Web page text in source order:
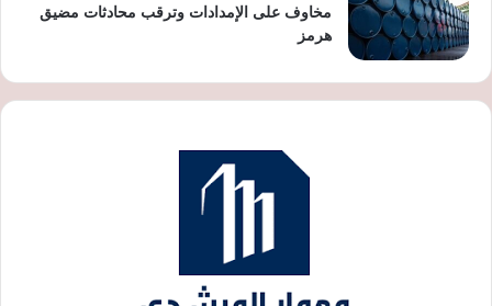
مخاوف على الإمدادات وترقب محادثات مضيق
هرمز